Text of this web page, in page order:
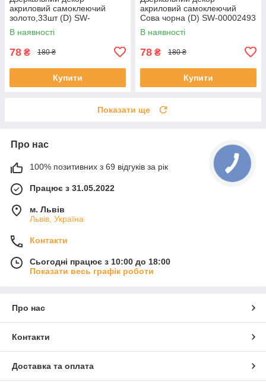
акриловий самоклеючий
золото,33шт (D) SW-
00002499
В наявності
78 ₴ 180 ₴
Купити
акриловий самоклеючий
Сова чорна (D) SW-00002493
В наявності
78 ₴ 180 ₴
Купити
Показати ще
Про нас
100% позитивних з 69 відгуків за рік
Працює з 31.05.2022
м. Львів
Львів, Україна
Контакти
Сьогодні працює з 10:00 до 18:00
Показати весь графік роботи
Про нас
Контакти
Доставка та оплата